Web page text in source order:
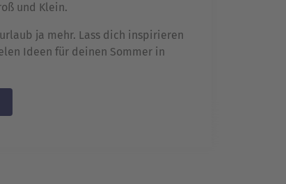
und Klein.
ja mehr. Lass dich inspirieren
Ideen für deinen Sommer in